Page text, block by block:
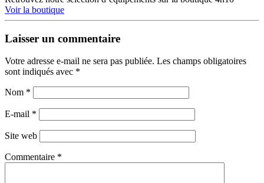
Voir la boutique
Laisser un commentaire
Votre adresse e-mail ne sera pas publiée. Les champs obligatoires
sont indiqués avec *
Nom *
E-mail *
Site web
Commentaire *